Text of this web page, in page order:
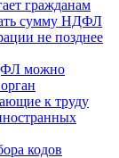
гражданам
сумму НДФЛ
не позднее
можно
к труду
кодов